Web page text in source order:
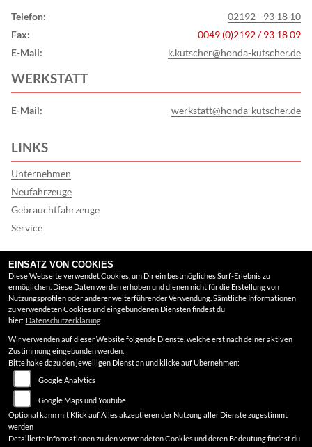
Telefon:
02192 - 93 18 10
Fax:
0049 (0)2192 / 93 18 09
E-Mail:
k.kutscher@honda-kutscher.de
WERKSTATT
E-Mail: werkstatt@honda-kutscher.de
LINKS
Unternehmen
Neufahrzeuge
Gebrauchtfahrzeuge
Service
FINDEN SIE UNS
Google Maps
RECHTLICHES
AGB
Impressum
Datenschutz
Disclaimer
EINSATZ VON COOKIES
Diese Webseite verwendet Cookies, um Dir ein bestmögliches Surf-Erlebnis zu
ermöglichen. Diese Daten werden erhoben und dienen nicht für die Erstellung von
Nutzungsprofilen oder anderer weiterführender Verwendung. Sämtliche Informationen
zu verwendeten Cookies und eingebundenen Diensten findest du
hier: Datenschutzerklärung
Wir verwenden auf dieser Website folgende Dienste, welche erst nach deiner aktiven
Zustimmung eingebunden werden.
Bitte hake dazu den jeweiligen Dienst an und klicke auf Übernehmen:
Google Analytics
Google Maps und Youtube
Optional kann mit Klick auf Alles akzeptieren der Nutzung aller Dienste zugestimmt
werden
Detailierte Informationen zu den verwendeten Cookies und deren Bedeutung findest du